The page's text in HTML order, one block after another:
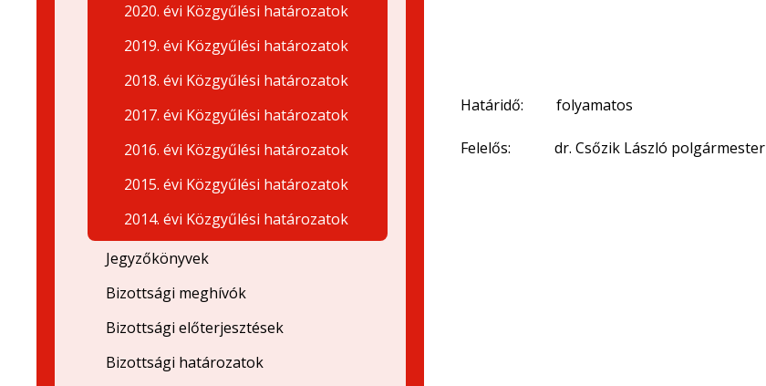
Határidő: folyamatos
Felelős: dr. Csőzik László polgármester
2020. évi Közgyűlési határozatok
2019. évi Közgyűlési határozatok
2018. évi Közgyűlési határozatok
2017. évi Közgyűlési határozatok
2016. évi Közgyűlési határozatok
2015. évi Közgyűlési határozatok
2014. évi Közgyűlési határozatok
Jegyzőkönyvek
Bizottsági meghívók
Bizottsági előterjesztések
Bizottsági határozatok